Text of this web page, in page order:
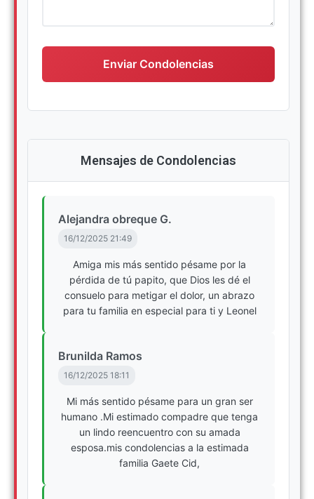
Enviar Condolencias
Mensajes de Condolencias
Alejandra obreque G.
16/12/2025 21:49
Amiga mis más sentido pésame por la
pérdida de tú papito, que Dios les dé el
consuelo para metigar el dolor, un abrazo
para tu familia en especial para ti y Leonel
Brunilda Ramos
16/12/2025 18:11
Mi más sentido pésame para un gran ser
humano .Mi estimado compadre que tenga
un lindo reencuentro con su amada
esposa.mis condolencias a la estimada
familia Gaete Cid,